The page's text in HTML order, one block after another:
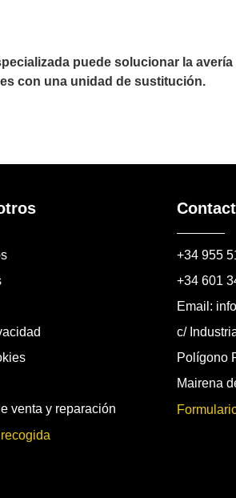
puede solucionar la
con una unidad de sustitución.
venta y reparación
+34 955
+34 601
Email:
c/
Polígono
Mairena